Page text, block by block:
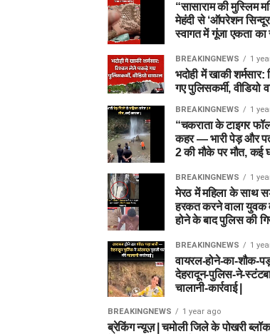
“सासाराम की मुस्लिम
मेहंदी से ‘ऑपरेशन
स्वागत में गूंजा एकता का
BREAKINGNEWS 1
भदोही में खाकी
गए पुलिसकर्मी, वीडियो
BREAKINGNEWS 1
“चकराता के टाइगर
कहर — भारी पेड़ और
2 की मौके पर मौत, कई
BREAKINGNEWS 1
मेरठ में महिला के साथ
हरकत करने वाला युवक
होने के बाद पुलिस की
BREAKINGNEWS 1
वायरल-होने-का-शौक-
देहरादून-पुलिस-ने-
चालानी-कार्रवाई |
BREAKINGNEWS 1 year ago
ब्रेकिंग न्यूज़ | चमोली जिले के पोखरी